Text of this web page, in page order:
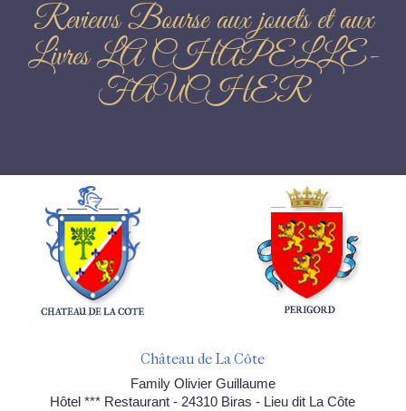
Reviews Bourse aux jouets et aux
Livres LA CHAPELLE-
FAUCHER
Château de La Côte
Family Olivier Guillaume
Hôtel *** Restaurant - 24310 Biras - Lieu dit La Côte